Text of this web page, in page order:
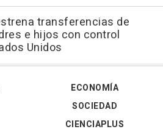
transferencias de
e hijos con control
Unidos
ECONOMÍA
SOCIEDAD
CIENCIAPLUS